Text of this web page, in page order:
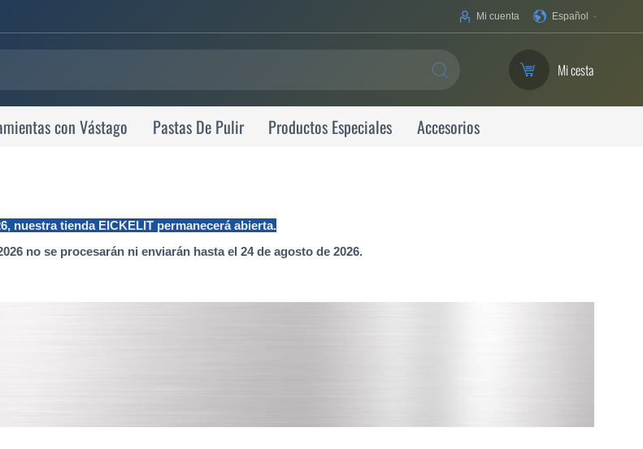
Su
Español
Mi cuenta
SEARCH Mi cesta
con Vástago Pastas De Pulir Productos Especiales Accesorios
nuestra tienda EICKELIT permanecerá abierta.
no se procesarán ni enviarán hasta el 24 de agosto de 2026.